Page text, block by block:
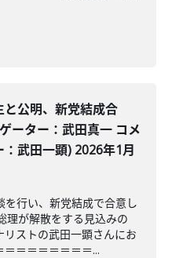
と公明、新党結成合
ーター：武田真一 コメ
：武田一顕) 2026年1月
行い、新党結成で合意し
理が解散をする見込みの
ストの武田一顕さんにお
＝＝＝＝＝＝＝...